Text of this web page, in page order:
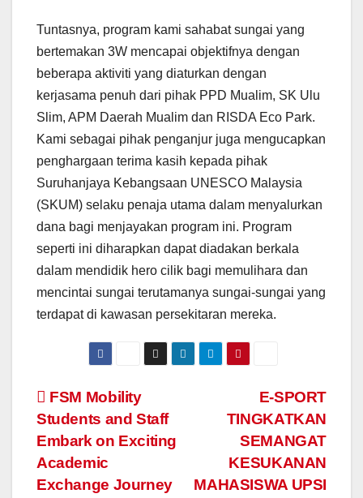
Tuntasnya, program kami sahabat sungai yang
bertemakan 3W mencapai objektifnya dengan
beberapa aktiviti yang diaturkan dengan
kerjasama penuh dari pihak PPD Mualim, SK Ulu
Slim, APM Daerah Mualim dan RISDA Eco Park.
Kami sebagai pihak penganjur juga mengucapkan
penghargaan terima kasih kepada pihak
Suruhanjaya Kebangsaan UNESCO Malaysia
(SKUM) selaku penaja utama dalam menyalurkan
dana bagi menjayakan program ini. Program
seperti ini diharapkan dapat diadakan berkala
dalam mendidik hero cilik bagi memulihara dan
mencintai sungai terutamanya sungai-sungai yang
terdapat di kawasan persekitaran mereka.
Navigasi
kiriman
E-SPORT
TINGKATKAN
SEMANGAT
KESUKANAN
MAHASISWA UPSI
FSM Mobility
Students and Staff
Embark on Exciting
Academic
Exchange Journey